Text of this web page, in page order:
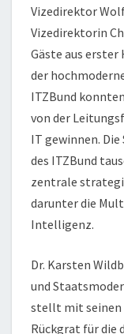
Vizedirektor
Vizedirektorin
Gäste aus erster
der
ITZBund
von der
IT gewinnen.
des ITZBund
zentrale
darunter die
Intelligenz.
Dr. Karsten
und
stellt mit seinen
Rückgrat für die